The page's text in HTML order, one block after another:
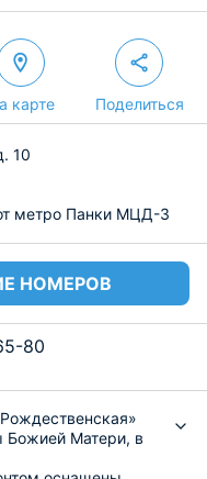
карте Поделиться
10
метро Панки МЦД-3
НОМЕРОВ
80
Божией Матери, в